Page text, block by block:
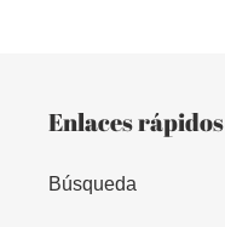
Enlaces rápidos
Búsqueda